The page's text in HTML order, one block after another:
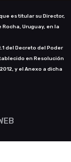
es titular su Director,
Rocha, Uruguay, en la
del Decreto del Poder
en Resolución
y el Anexo a dicha